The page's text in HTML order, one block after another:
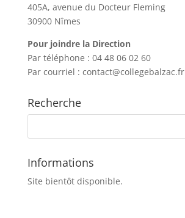
405A, avenue du Docteur Fleming
30900 Nîmes
Pour joindre la Direction
Par téléphone : 04 48 06 02 60
Par courriel : contact@collegebalzac.fr
Recherche
Informations
Site bientôt disponible.